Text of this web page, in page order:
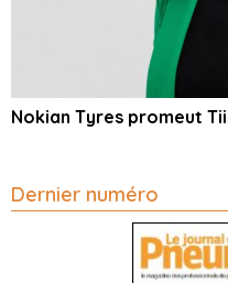
Nokian Tyres promeut
Dernier numéro